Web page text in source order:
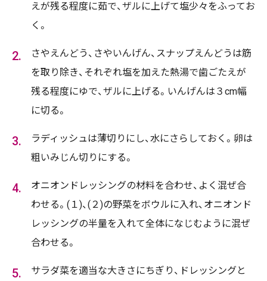
えが残る程度に茹で、ザルに上げて塩少々をふってお
く。
さやえんどう、さやいんげん、スナップえんどうは筋
を取り除き、それぞれ塩を加えた熱湯で歯ごたえが
残る程度にゆで、ザルに上げる。いんげんは３cm幅
に切る。
ラディッシュは薄切りにし、水にさらしておく。卵は
粗いみじん切りにする。
オニオンドレッシングの材料を合わせ、よく混ぜ合
わせる。(１)、(２)の野菜をボウルに入れ、オニオンド
レッシングの半量を入れて全体になじむように混ぜ
合わせる。
サラダ菜を適当な大きさにちぎり、ドレッシングと